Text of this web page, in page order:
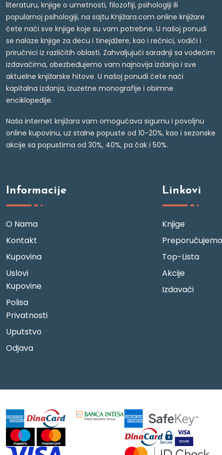
literaturu, knjige o umetnosti, filozofiji, psihologiji ili
popularnoj psihologiji, na sajtu Knjižara.com online knjižare
ćete naći sve knjige koje su vam potrebne. U našoj ponudi
se nalaze knjige za decu i tinejdžere, kao i rečnici, vodiči i
priručnici iz različitih oblasti. Zahvaljujući saradnji sa vodećim
izdavačima, obezbeđujemo vam najnovija izdanja i sve
aktuelne knjižarske hitove. U našoj ponudi ćete naći
kapitalna izdanja, izuzetne monografije i obimne
enciklopedije.
Naša internet knjižara vam omogućava sigurnu i povoljnu
online kupovinu, uz stalne popuste od 10-20%, kao i sezonske
akcije sa popustima od 30%, 40%, pa čak i 50%.
Informacije
O Nama
Kontakt
Kupovina
Uslovi
Kupovine
Polisa
Privatnosti
Uputstvo
Odjava
Linkovi
Knjige
Preporučujemo
Top-Lista
Akcije
Izdavači